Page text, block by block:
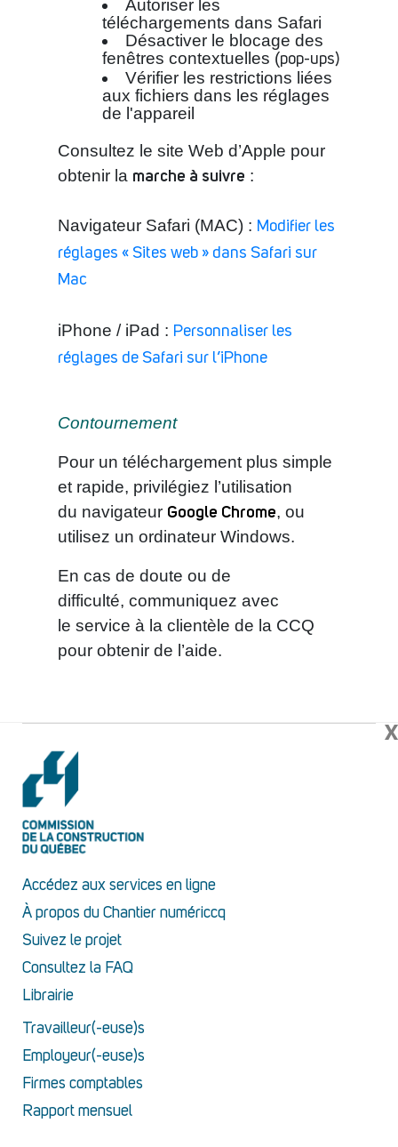
Autoriser les
téléchargements dans Safari
Désactiver le blocage des
fenêtres contextuelles (pop-ups)
Vérifier les restrictions liées
aux fichiers dans les réglages
de l'appareil
Consultez le site Web d’Apple pour
obtenir la marche à suivre :
Navigateur Safari (MAC) : Modifier les
réglages « Sites web » dans Safari sur
Mac
iPhone / iPad : Personnaliser les
réglages de Safari sur l’iPhone
Contournement
Pour un téléchargement plus simple
et rapide, privilégiez l’utilisation
du navigateur Google Chrome, ou
utilisez un ordinateur Windows.
En cas de doute ou de
difficulté, communiquez avec
le service à la clientèle de la CCQ
pour obtenir de l’aide.
X
Accédez aux services en ligne
À propos du Chantier numériccq
Suivez le projet
Consultez la FAQ
Librairie
Travailleur(-euse)s
Employeur(-euse)s
Firmes comptables
Rapport mensuel